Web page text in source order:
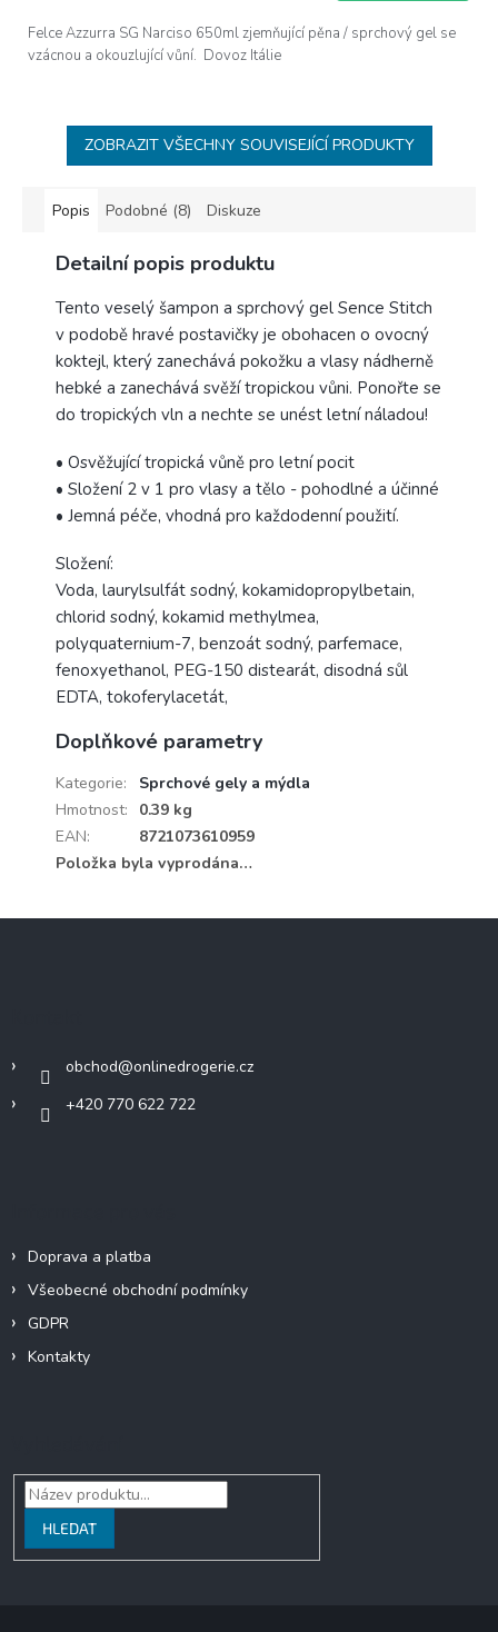
Felce Azzurra SG Narciso 650ml zjemňující pěna / sprchový gel se
vzácnou a okouzlující vůní. Dovoz Itálie
ZOBRAZIT VŠECHNY SOUVISEJÍCÍ PRODUKTY
Popis Podobné (8) Diskuze
Detailní popis produktu
Tento veselý šampon a sprchový gel Sence Stitch
v podobě hravé postavičky je obohacen o ovocný
koktejl, který zanechává pokožku a vlasy nádherně
hebké a zanechává svěží tropickou vůni. Ponořte se
do tropických vln a nechte se unést letní náladou!
• Osvěžující tropická vůně pro letní pocit
• Složení 2 v 1 pro vlasy a tělo - pohodlné a účinné
• Jemná péče, vhodná pro každodenní použití.
Složení:
Voda, laurylsulfát sodný, kokamidopropylbetain,
chlorid sodný, kokamid methylmea,
polyquaternium-7, benzoát sodný, parfemace,
fenoxyethanol, PEG-150 distearát, disodná sůl
EDTA, tokoferylacetát,
Doplňkové parametry
Kategorie:
Sprchové gely a mýdla
Hmotnost:
0.39 kg
EAN:
8721073610959
Položka byla vyprodána…
obchod@onlinedrogerie.cz
+420 770 622 722
Doprava a platba
Všeobecné obchodní podmínky
GDPR
Kontakty
HLEDAT